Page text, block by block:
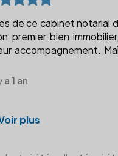
de ce cabinet notarial
premier bien
accompagnement.
a 1 an
plus